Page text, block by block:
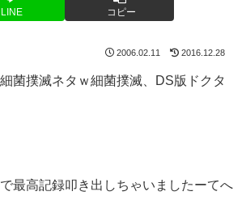
LINE コピー
2006.02.11 2016.12.28
菌撲滅ネタｗ細菌撲滅、DS版ドクタ
最高記録叩き出しちゃいましたーてへ